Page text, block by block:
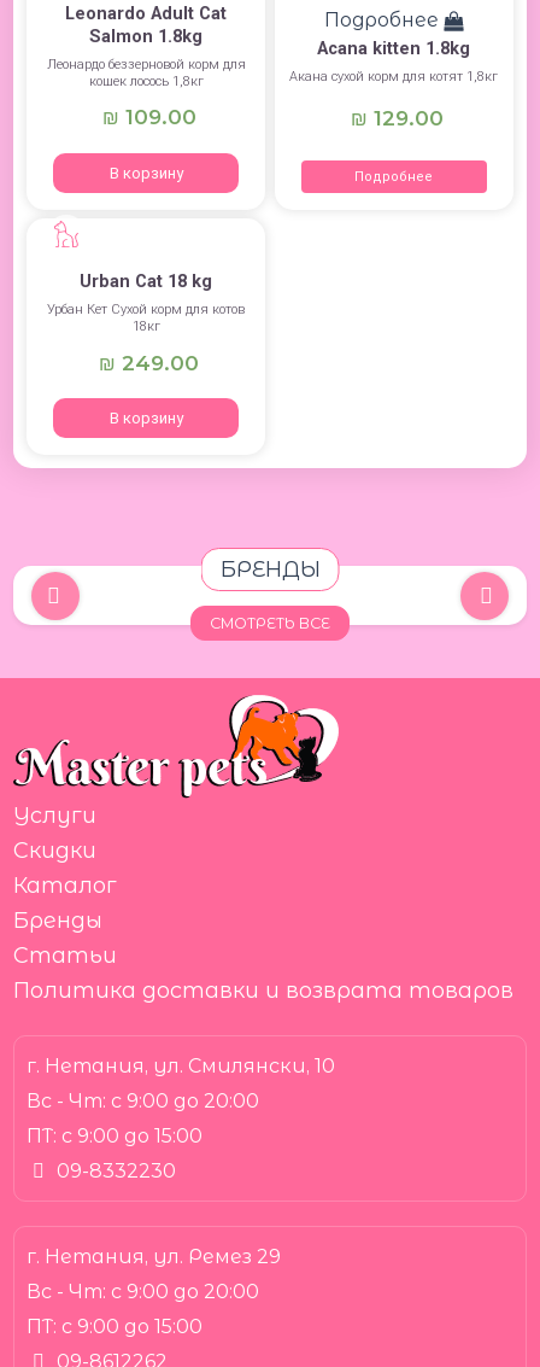
Leonardo Adult Cat
Salmon 1.8kg
Леонардо беззерновой корм для
кошек лосось 1,8кг
₪ 109.00
В корзину
Подробнее
Acana kitten 1.8kg
Акана сухой корм для котят 1,8кг
₪ 129.00
Подробнее
Urban Cat 18 kg
Урбан Кет Сухой корм для котов
18кг
₪ 249.00
В корзину
БРЕНДЫ
СМОТРЕТЬ ВСЕ
г. Нетания, ул. Смилянски, 10
Вс - Чт: с 9:00 до 20:00
ПТ: с 9:00 до 15:00
09-8332230
г. Нетания, ул. Ремез 29
Вс - Чт: с 9:00 до 20:00
ПТ: с 9:00 до 15:00
09-8612262
Услуги
Скидки
Каталог
Бренды
Статьи
Политика доставки и возврата товаров